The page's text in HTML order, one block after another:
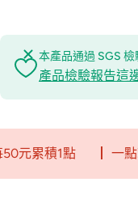
本產品通過 SGS 檢
產品檢驗報告這
1點 ┃ 一點就是一